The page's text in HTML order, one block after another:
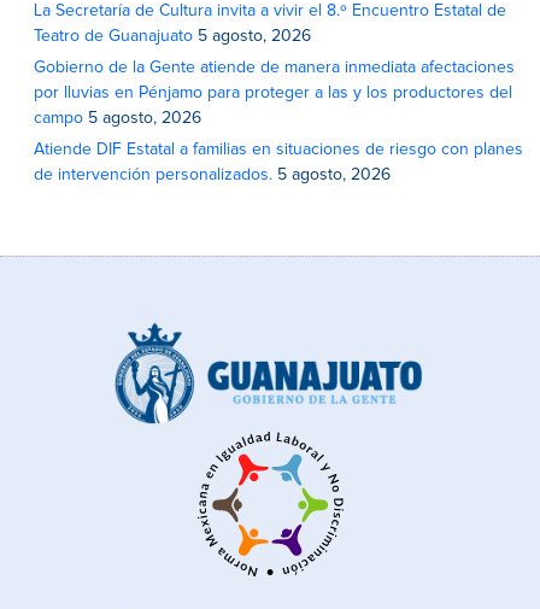
La Secretaría de Cultura invita a vivir el 8.º Encuentro Estatal de
Teatro de Guanajuato 5 agosto, 2026
Gobierno de la Gente atiende de manera inmediata afectaciones
por lluvias en Pénjamo para proteger a las y los productores del
campo 5 agosto, 2026
Atiende DIF Estatal a familias en situaciones de riesgo con planes
de intervención personalizados. 5 agosto, 2026